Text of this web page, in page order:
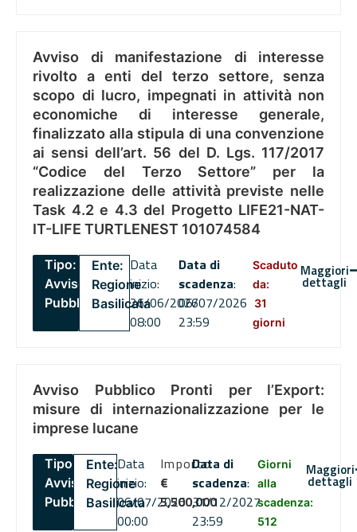
Avviso di manifestazione di interesse
rivolto a enti del terzo settore, senza
scopo di lucro, impegnati in attività non
economiche di interesse generale,
finalizzato alla stipula di una convenzione
ai sensi dell’art. 56 del D. Lgs. 117/2017
“Codice del Terzo Settore” per la
realizzazione delle attività previste nelle
Task 4.2 e 4.3 del Progetto LIFE21-NAT-
IT-LIFE TURTLENEST 101074584
Tipo:
Avviso
Pubblico
Ente:
Regione
Basilicata
Data
inizio:
26/06/2026
08:00
Data di
scadenza:
06/07/2026
23:59
Scaduto
da:
31
giorni
Maggiori
dettagli
Avviso Pubblico Pronti per l’Export:
misure di internazionalizzazione per le
imprese lucane
Tipo:
Avviso
Pubblico
Ente:
Regione
Basilicata
Data
inizio:
06/07/2026
00:00
Importo
€
5,500,000
Data di
scadenza:
31/12/2027
23:59
Giorni
alla
scadenza:
512
Maggiori
dettagli